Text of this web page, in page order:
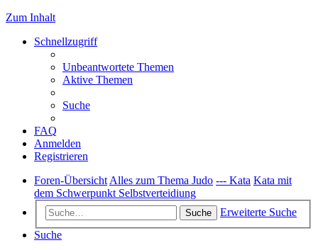
Zum Inhalt
Schnellzugriff
Unbeantwortete Themen
Aktive Themen
Suche
FAQ
Anmelden
Registrieren
Foren-Übersicht Alles zum Thema Judo --- Kata Kata mit
dem Schwerpunkt Selbstverteidiung
Suche
Erweiterte Suche
Suche